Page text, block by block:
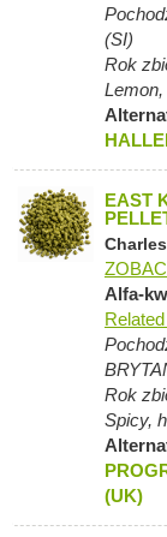
(SI)
Rok
EAST
Alfa-
Rok
Spicy,
(UK)